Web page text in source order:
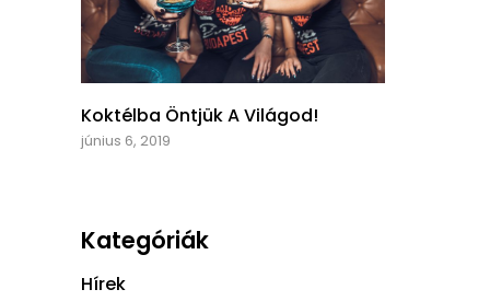
Koktélba Öntjük A Világod!
június 6, 2019
Kategóriák
Hírek